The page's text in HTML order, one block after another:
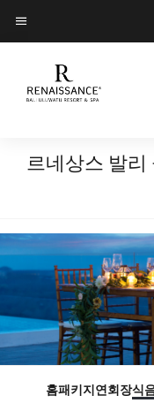
Skip
to
content
메뉴 텍스트
르네상스 발
홈패키지 연회장식